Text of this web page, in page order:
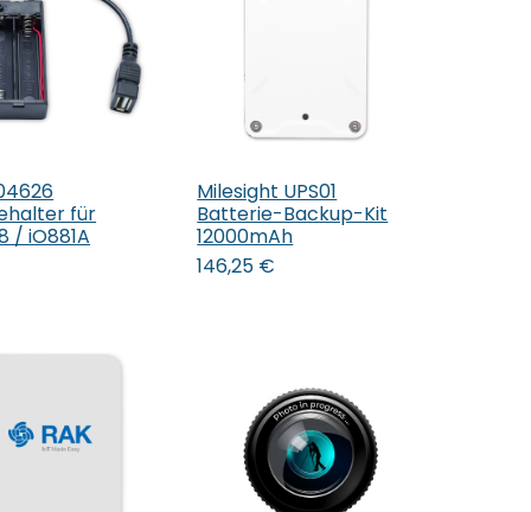
Warenkorb
für
/ iO881A
In den Warenkorb
Milesight UPS01
Batterie-Backup-Kit
12000mAh
146,25 €